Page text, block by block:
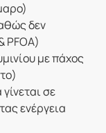
δεν
PFOA)
με πάχος
σε
ενέργεια